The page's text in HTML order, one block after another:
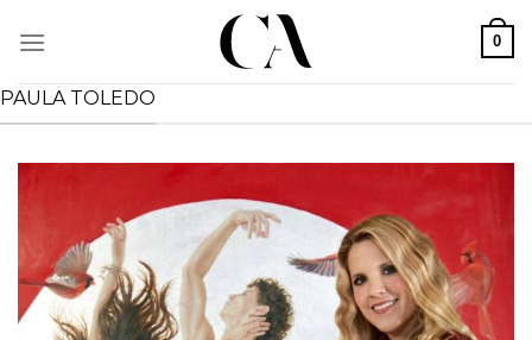
0
PAULA TOLEDO